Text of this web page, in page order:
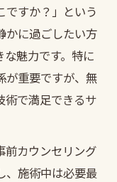
ですか？」という
かに過ごしたい方
魅力です。特に
が重要ですが、無
術で満足できるサ
前カウンセリング
、施術中は必要最